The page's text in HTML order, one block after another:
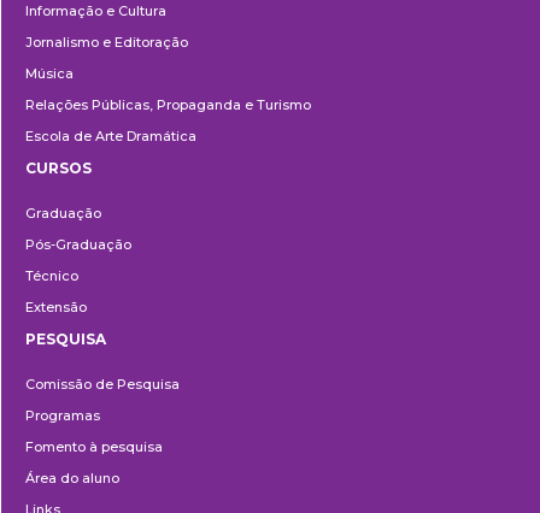
Informação e Cultura
Jornalismo e Editoração
Música
Relações Públicas, Propaganda e Turismo
Escola de Arte Dramática
CURSOS
Graduação
Pós-Graduação
Técnico
Extensão
PESQUISA
Comissão de Pesquisa
Programas
Fomento à pesquisa
Área do aluno
Links